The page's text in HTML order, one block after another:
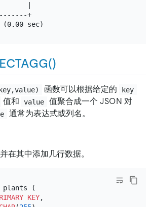
|
+
函数可以根据给定的 key
值和 value
值聚合成一个 JSON 对
通常为表达式或列名。
在其中添加几行数据。
(
KEY,